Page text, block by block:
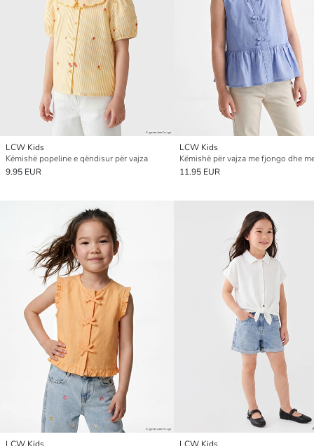
LCW Kids
Këmishë popeline e qëndisur për vajza
9.95 EUR
LCW Kids
Këmishë për vajza me fjongo dhe
11.95 EUR
LCW Kids LCW Kids